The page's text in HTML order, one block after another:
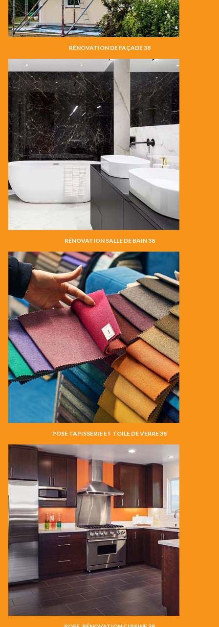
RÉNOVATION DE FAÇADE 38
RÉNOVATION SALLE DE BAIN 38
POSE TAPISSERIE ET TOILE DE VERRE 38